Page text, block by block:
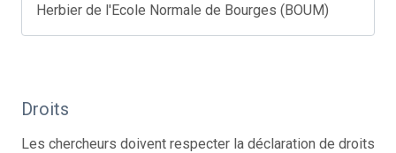
Herbier de l'Ecole Normale de Bourges (BOUM)
Droits
Les chercheurs doivent respecter la déclaration de droits